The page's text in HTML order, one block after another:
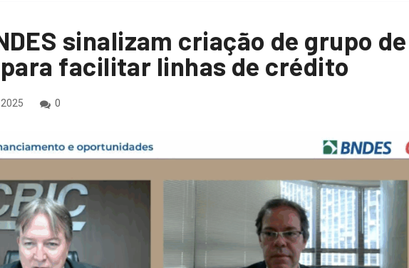
sinalizam criação de grupo de
facilitar linhas de crédito
0